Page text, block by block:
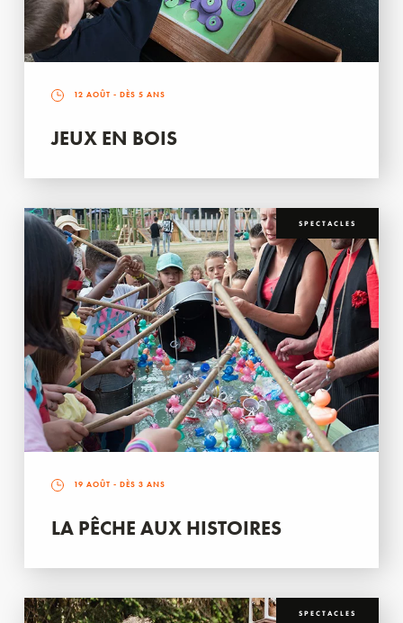
12 AOÛT - DÈS 5 ANS
JEUX EN BOIS
SPECTACLES
19 AOÛT - DÈS 3 ANS
LA PÊCHE AUX HISTOIRES
SPECTACLES